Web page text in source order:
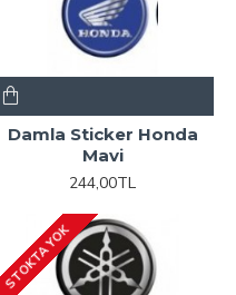
Damla Sticker Honda
Mavi
244,00TL
STOKTA YOK